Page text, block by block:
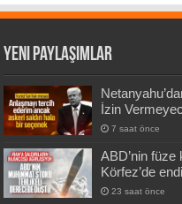
Yeni Paylaşımlar
İzin
7 saat önce
ABD’nin füze
Körfez’de
23 saat önce